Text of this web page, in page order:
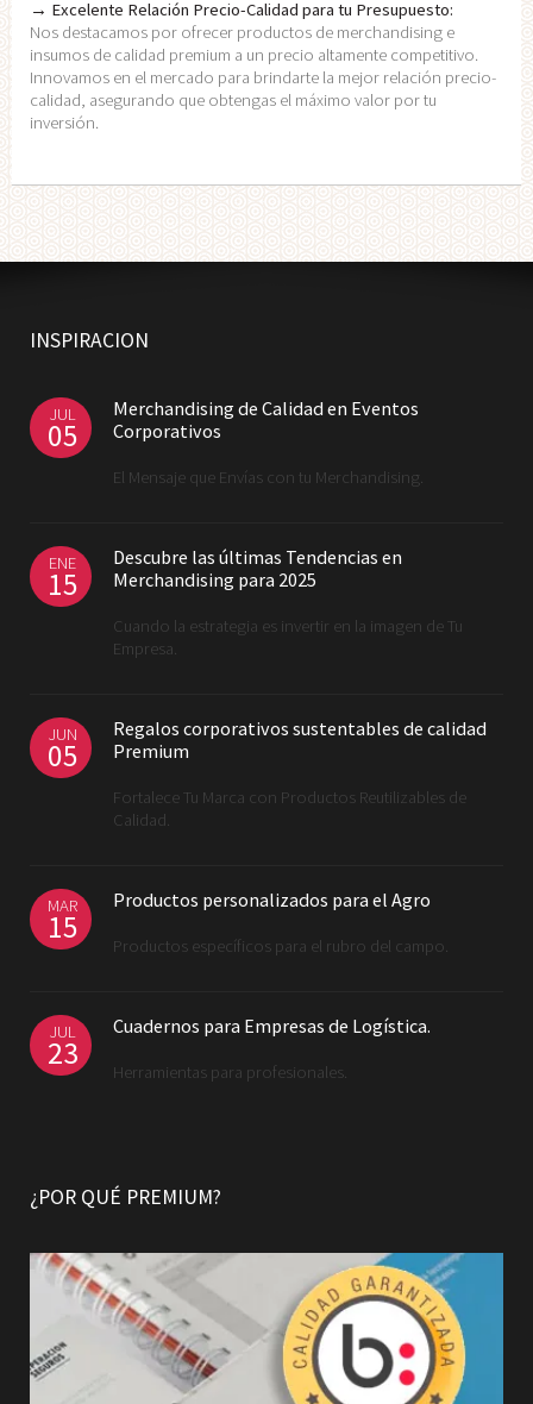
→ Excelente Relación Precio-Calidad para tu Presupuesto:
Nos destacamos por ofrecer productos de merchandising e
insumos de calidad premium a un precio altamente competitivo.
Innovamos en el mercado para brindarte la mejor relación precio-
calidad, asegurando que obtengas el máximo valor por tu
inversión.
INSPIRACION
JUL
05
Merchandising de Calidad en Eventos
Corporativos
El Mensaje que Envías con tu Merchandising.
ENE
15
Descubre las últimas Tendencias en
Merchandising para 2025
Cuando la estrategia es invertir en la imagen de Tu
Empresa.
JUN
05
Regalos corporativos sustentables de calidad
Premium
Fortalece Tu Marca con Productos Reutilizables de
Calidad.
MAR
15
Productos personalizados para el Agro
Productos específicos para el rubro del campo.
JUL
23
Cuadernos para Empresas de Logística.
Herramientas para profesionales.
¿POR QUÉ PREMIUM?